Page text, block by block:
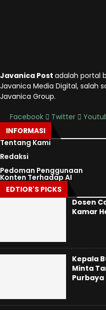
Javanica Post adalah portal
Javanica Media Digital, salah
Javanica Group.
Facebook Twitter
INFORMASI
Tentang Kami
Redaksi
Pedoman Penggunaan
Konten Terhadap AI
EDTIOR'S PICKS
Dosen
Kamar
Kepala
Minta
Purbaya